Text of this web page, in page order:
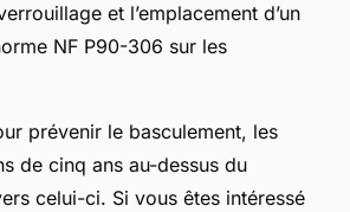
et l’emplacement d’un
NF P90-306 sur les
prévenir le basculement, les
de cinq ans au-dessus du
celui-ci. Si vous êtes intéressé